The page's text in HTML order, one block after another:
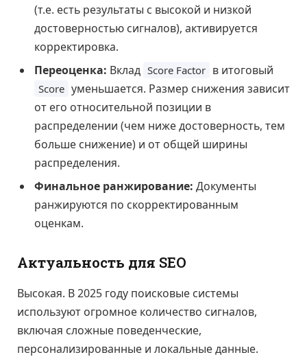
(т.е. есть результаты с высокой и низкой
достоверностью сигналов), активируется
корректировка.
Переоценка: Вклад Score Factor в итоговый
Score уменьшается. Размер снижения зависит
от его относительной позиции в
распределении (чем ниже достоверность, тем
больше снижение) и от общей ширины
распределения.
Финальное ранжирование: Документы
ранжируются по скорректированным
оценкам.
Актуальность для SEO
Высокая. В 2025 году поисковые системы
используют огромное количество сигналов,
включая сложные поведенческие,
персонализированные и локальные данные.